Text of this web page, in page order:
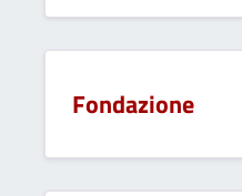
Fondazione